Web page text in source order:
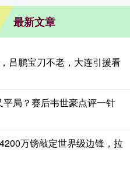
最新文章
吕鹏宝刀不老，大连引援看
局？赛后韦世豪点评一针
万镑敲定世界级边锋，拉